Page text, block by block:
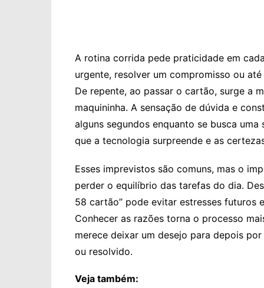
A rotina corrida pede praticidade em
urgente, resolver um compromisso ou
De repente, ao passar o cartão, surge a
maquininha. A sensação de dúvida e
alguns segundos enquanto se busca
que a tecnologia surpreende e as
Esses imprevistos são comuns, mas o
perder o equilíbrio das tarefas do dia.
58 cartão” pode evitar estresses futuros
Conhecer as razões torna o processo
merece deixar um desejo para depois
ou resolvido.
Veja também: